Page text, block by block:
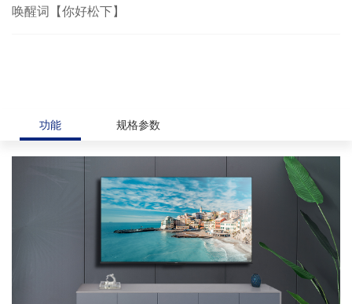
唤醒词【你好松下】
功能 规格参数